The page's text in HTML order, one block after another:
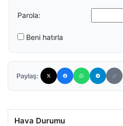
Parola:
Beni hatırla
Paylaş:
Hava Durumu